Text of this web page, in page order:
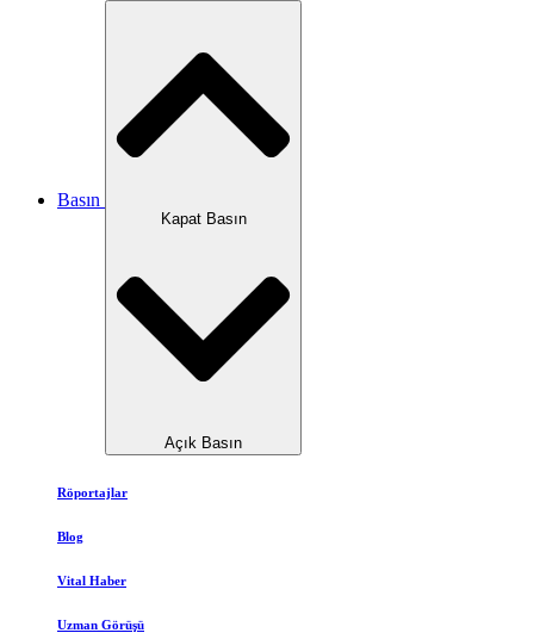
Basın
Kapat Basın
Açık Basın
Röportajlar
Blog
Vital Haber
Uzman Görüşü